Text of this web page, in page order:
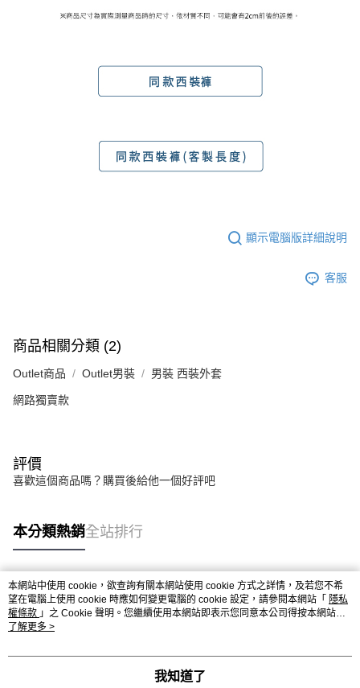
顯示電腦版詳細說明
客服
商品相關分類 (2)
Outlet商品 Outlet男裝 男裝 西裝外套
網路獨賣款
評價
喜歡這個商品嗎？購買後給他一個好評吧
本分類熱銷全站排行
熱門標籤
本網站中使用 cookie，欲查詢有關本網站使用 cookie 方式之詳情，及若您不希
望在電腦上使用 cookie 時應如何變更電腦的 cookie 設定，請參閱本網站「 隱私
權條款 」之 Cookie 聲明。您繼續使用本網站即表示您同意本公司得按本網站使
用條款之 Cookie 聲明使用 cookie。
了解更多 >
我知道了